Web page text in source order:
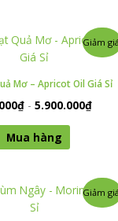
Giảm
Mơ – Apricot Oil Giá Sỉ
₫- 5.900.000₫
Mua hàng
Sản
phẩm
có
nhiều
biến
chọnGiảm
Sản
phẩm